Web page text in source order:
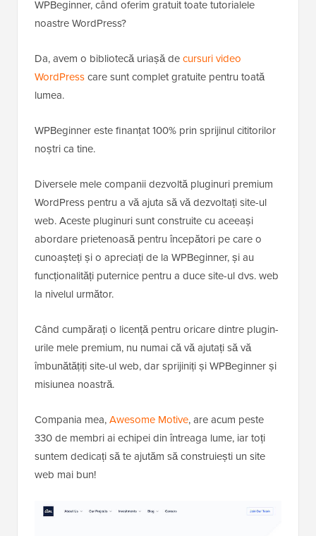
WPBeginner, când oferim gratuit toate tutorialele
noastre WordPress?
Da, avem o bibliotecă uriașă decursuri video
WordPresscare sunt complet gratuite pentru toată
lumea.
WPBeginner este finanțat 100% prin sprijinul cititorilor
noștri ca tine.
Diversele mele companii dezvoltă pluginuri premium
WordPress pentru a vă ajuta să vă dezvoltați site-ul
web. Aceste pluginuri sunt construite cu aceeași
abordare prietenoasă pentru începători pe care o
cunoașteți și o apreciați de la WPBeginner, și au
funcționalități puternice pentru a duce site-ul dvs. web
la nivelul următor.
Când cumpărați o licență pentru oricare dintre plugin-
urile mele premium, nu numai că vă ajutați să vă
îmbunătățiți site-ul web, dar sprijiniți și WPBeginner și
misiunea noastră.
Compania mea,Awesome Motive, are acum peste
330 de membri ai echipei din întreaga lume, iar toți
suntem dedicați să te ajutăm să construiești un site
web mai bun!